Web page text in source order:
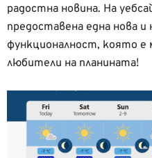
радостна новина. На
предоставена една нова
функционалност, която е
любители на планината!